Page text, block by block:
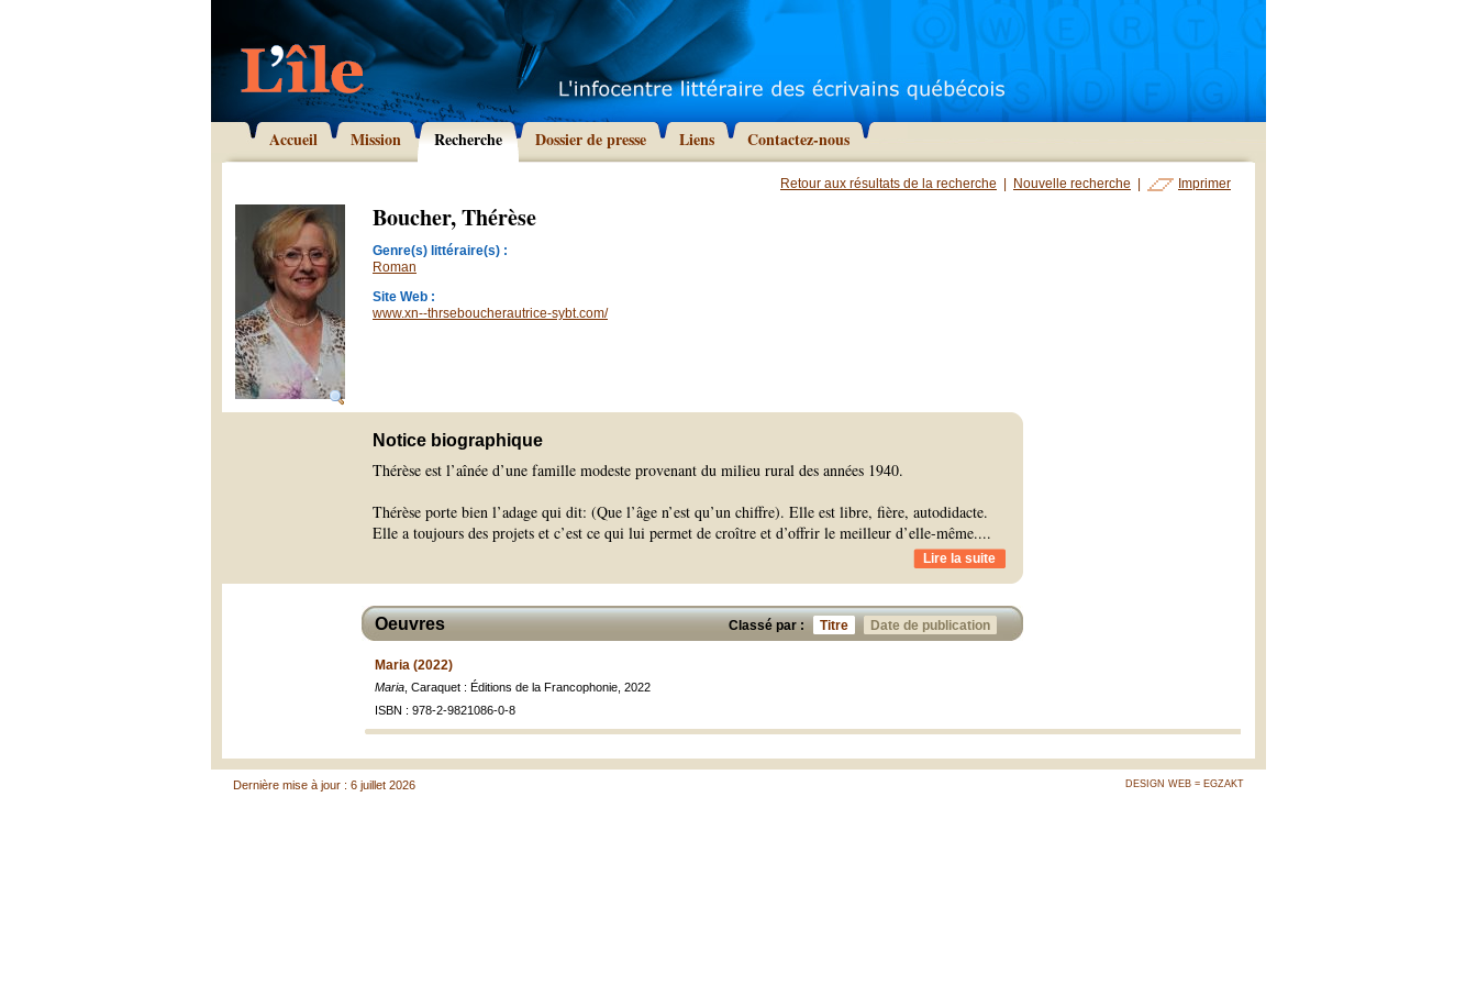
Accueil Mission Recherche Dossier de presse Liens Contactez-nous
Retour aux résultats de la recherche Nouvelle recherche Imprimer
Boucher, Thérèse
Genre(s) littéraire(s) :
Roman
Site Web :
www.xn--thrseboucherautrice-sybt.com/
Notice biographique
Thérèse est l’aînée d’une famille modeste provenant du milieu rural des années 1940.
Thérèse porte bien l’adage qui dit: (Que l’âge n’est qu’un chiffre). Elle est libre, fière, autodidacte.
Elle a toujours des projets et c’est ce qui lui permet de croître et d’offrir le meilleur d’elle-même....
Lire la suite
Classé par : Titre Date de publication
Oeuvres
Maria (2022)
Maria , Caraquet : Éditions de la Francophonie, 2022
ISBN : 978-2-9821086-0-8
DESIGN WEB = EGZAKT
Dernière mise à jour : 6 juillet 2026